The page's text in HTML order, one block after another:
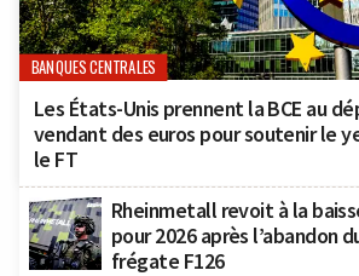
BANQUES CENTRALES
Les États-Unis prennent la BCE au
vendant des euros pour soutenir le
le FT
Rheinmetall revoit à la
pour 2026 après l’abandon
frégate F126